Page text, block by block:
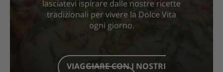
lasciatevi ispirare dalle nostre ricette
tradizionali per vivere la Dolce Vita
ogni giorno.
VIAGGIARE CON I NOSTRI